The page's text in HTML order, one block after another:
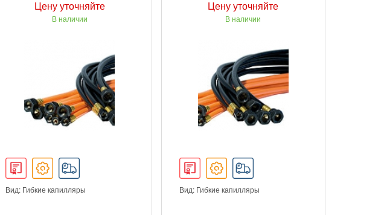
Цену уточняйте
В наличии
Вид: Гибкие капилляры
Цену уточняйте
В наличии
Вид: Гибкие капилляры